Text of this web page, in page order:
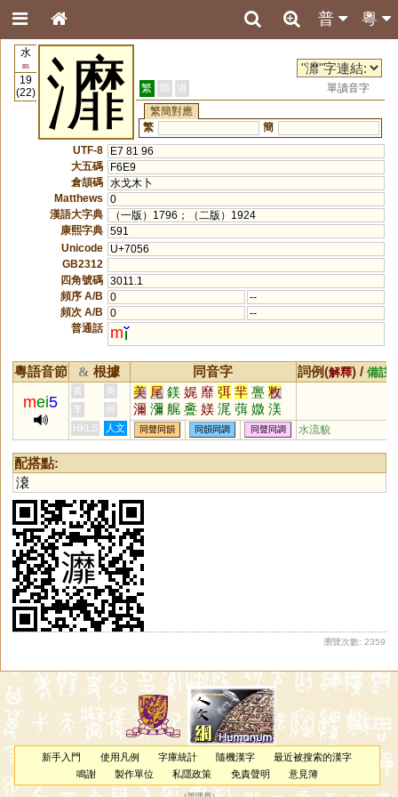
粵
普
水
85
19
(22)
灖 繁 簡 港
單讀音字
繁簡對應
繁
簡
UTF-8
E7 81 96
大五碼
F6E9
倉頡碼 水戈木卜
Matthews
0
漢語大字典
（一版）1796；（二版）1924
康熙字典 591
Unicode
U+7056
GB2312
四角號碼 3011.1
頻序 A/B
0
--
頻次 A/B
0
--
普通話
m
粵語音節 & 根據 同音字 詞例(解釋) / 備註
mei5
黃 周 美 尾 鎂 娓 靡 弭 羋 亹 敉
濔 瀰 艉 斖 媄 浘 葞 媺 渼
李
何
HKLS
人文 同聲同韻 同韻同調 同聲同調 水流貌
配搭點:
滖
瀏覽次數: 2359
新手入門 使用凡例 字庫統計 隨機漢字
最近被搜索的漢字
鳴謝
製作單位 私隱政策 免責聲明 意見簿